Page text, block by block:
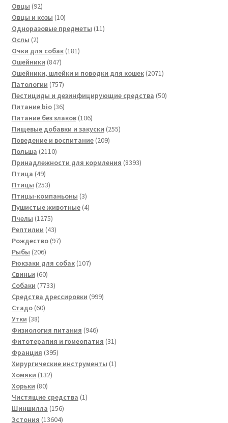
товаров
Овцы 9292
товара
Овцы и козы 1010
товаров
Одноразовые предметы 1111
Ослы 22
товара
Очки для собак 181181
Ошейники 847847
товаров
Ошейники, шлейки и поводки для кошек 20712071
Патологии 757757
товаров
Пестициды и дезинфицирующие средства 5050
Питание bio 3636
товаров
Питание без злаков 106106
товаров
Пищевые добавки и закуски 255255
Поведение и воспитание 209209
Польша 21102110
товаров
Принадлежности для кормления 83938393
Птица 4949
товаров
Птицы 253253
товара
Птицы-компаньоны 33
товара
Пушистые животные 44
Пчелы 12751275
товаров
Рептилии 4343
товара
Рождество 9797
Рыбы 206206
товаров
Рюкзаки для собак 107107
Свиньи 6060
товаров
Собаки 77337733
товара
Средства дрессировки 999999
Стадо 6060
Утки 3838
товаров
Физиология питания 946946
товаров
Фитотерапия и гомеопатия 3131
Франция 395395
товаров
Хирургические инструменты 11
Хомяки 132132
Хорьки 8080
товаров
Чистящие средства 11
Шиншилла 156156
товаров
Эстония 1360413604